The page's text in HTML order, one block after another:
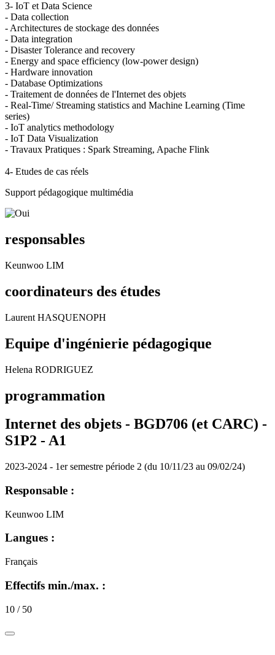
3- IoT et Data Science
- Data collection
- Architectures de stockage des données
- Data integration
- Disaster Tolerance and recovery
- Energy and space efficiency (low-power design)
- Hardware innovation
- Database Optimizations
- Traitement de données de l'Internet des objets
- Real-Time/ Streaming statistics and Machine Learning (Time
series)
- IoT analytics methodology
- IoT Data Visualization
- Travaux Pratiques : Spark Streaming, Apache Flink
4- Etudes de cas réels
Support pédagogique multimédia
responsables
Keunwoo LIM
coordinateurs des études
Laurent HASQUENOPH
Equipe d'ingénierie pédagogique
Helena RODRIGUEZ
programmation
Internet des objets - BGD706 (et CARC) -
S1P2 -A1
2023-2024 - 1er semestre période 2 (du 10/11/23 au 09/02/24)
Responsable :
Keunwoo LIM
Langues :
Français
Effectifs min./max. :
10 / 50